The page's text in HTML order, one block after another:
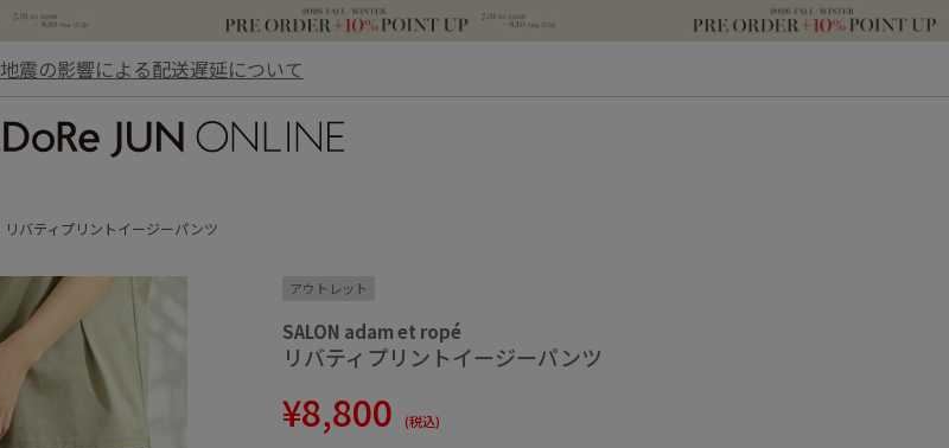
地震の影響による配送遅延について
リバティプリントイージーパンツ
アウトレット
SALON adam et ropé
リバティプリントイージーパンツ
¥8,800 (税込)